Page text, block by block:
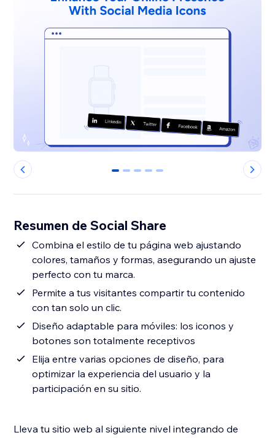
0 1 2 3 4
Resumen de Social Share
Combina el estilo de tu página web ajustando
colores, tamaños y formas, asegurando un ajuste
perfecto con tu marca.
Permite a tus visitantes compartir tu contenido
con tan solo un clic.
Diseño adaptable para móviles: los iconos y
botones son totalmente receptivos
Elija entre varias opciones de diseño, para
optimizar la experiencia del usuario y la
participación en su sitio.
Lleva tu sitio web al siguiente nivel integrando de